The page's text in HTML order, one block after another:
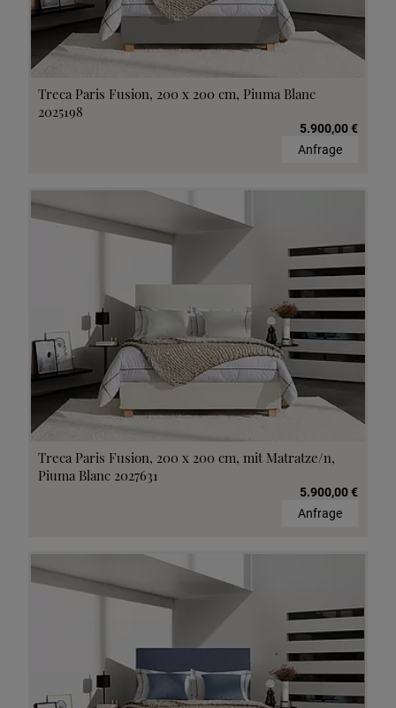
Treca Paris Fusion, 200 x 200 cm, Piuma Blanc
2025198
5.900,00 €
Anfrage
Treca Paris Fusion, 200 x 200 cm, mit Matratze/n,
Piuma Blanc 2027631
5.900,00 €
Anfrage